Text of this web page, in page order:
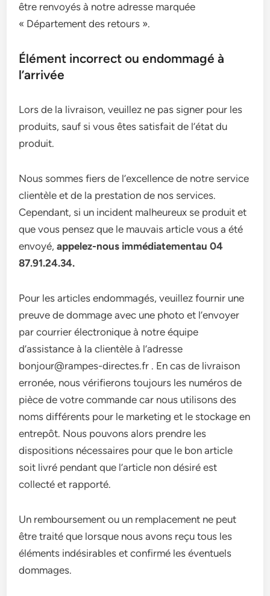
être renvoyés à notre adresse marquée
« Département des retours ».
Élément incorrect ou endommagé à
l’arrivée
Lors de la livraison, veuillez ne pas signer pour les
produits, sauf si vous êtes satisfait de l’état du
produit.
Nous sommes fiers de l’excellence de notre service
clientèle et de la prestation de nos services.
Cependant, si un incident malheureux se produit et
que vous pensez que le mauvais article vous a été
envoyé,appelez-nous immédiatementau 04
87.91.24.34.
Pour les articles endommagés, veuillez fournir une
preuve de dommage avec une photo et l’envoyer
par courrier électronique à notre équipe
d’assistance à la clientèle à l’adresse
bonjour@rampes-directes.fr . En cas de livraison
erronée, nous vérifierons toujours les numéros de
pièce de votre commande car nous utilisons des
noms différents pour le marketing et le stockage en
entrepôt. Nous pouvons alors prendre les
dispositions nécessaires pour que le bon article
soit livré pendant que l’article non désiré est
collecté et rapporté.
Un remboursement ou un remplacement ne peut
être traité que lorsque nous avons reçu tous les
éléments indésirables et confirmé les éventuels
dommages.